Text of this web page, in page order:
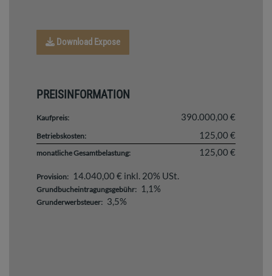
Download Expose
PREISINFORMATION
Kaufpreis: 390.000,00 €
Betriebskosten: 125,00 €
monatliche Gesamtbelastung: 125,00 €
Provision: 14.040,00 € inkl. 20% USt.
Grundbucheintragungsgebühr: 1,1%
Grunderwerbsteuer: 3,5%